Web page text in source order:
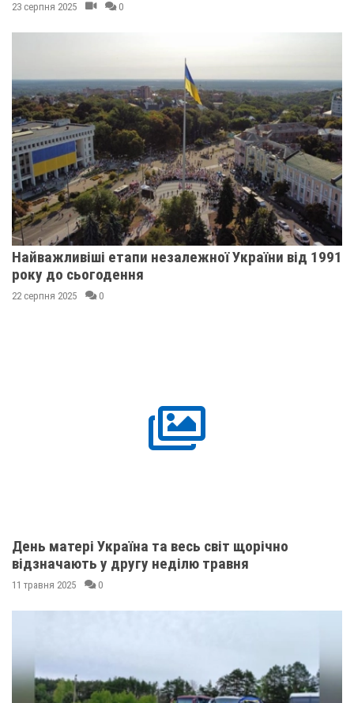
23 серпня 2025 0
Найважливіші етапи незалежної України від 1991
року до сьогодення
22 серпня 2025 0
День матері Україна та весь світ щорічно
відзначають у другу неділю травня
11 травня 2025 0